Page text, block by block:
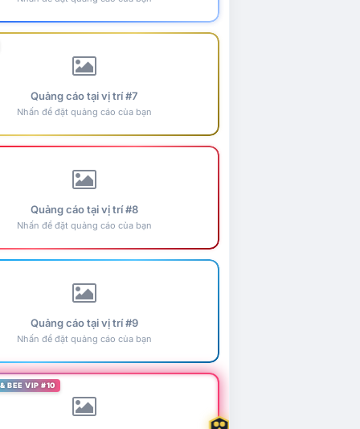
Quảng cáo tại vị trí #7
Nhấn để đặt quảng cáo của bạn
Quảng cáo tại vị trí #8
Nhấn để đặt quảng cáo của bạn
Quảng cáo tại vị trí #9
Nhấn để đặt quảng cáo của bạn
BEE VIP #10